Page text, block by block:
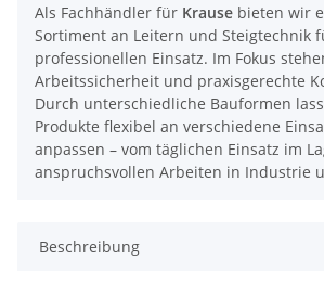
Als Fachhändler für Krause bieten wir
Sortiment an Leitern und Steigtechnik
professionellen Einsatz. Im Fokus
Arbeitssicherheit und praxisgerechte
Durch unterschiedliche Bauformen
Produkte flexibel an verschiedene
anpassen – vom täglichen Einsatz im
anspruchsvollen Arbeiten in Industrie
Beschreibung